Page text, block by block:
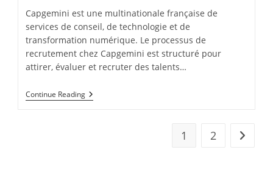
Capgemini est une multinationale française de
services de conseil, de technologie et de
transformation numérique. Le processus de
recrutement chez Capgemini est structuré pour
attirer, évaluer et recruter des talents…
Continue ReadingCapgemini
1 2 Go to